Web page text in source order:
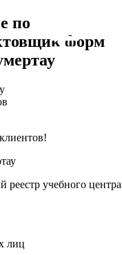
по
форм
реестр учебного центра
лиц